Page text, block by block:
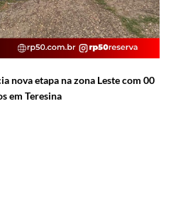
nova etapa na zona Leste com 00
em Teresina